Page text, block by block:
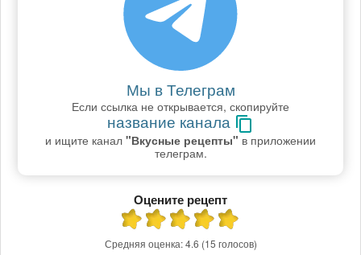
Мы в Телеграм
Если ссылка не открывается, скопируйте
название канала
и ищите канал "Вкусные рецепты" в приложении
телеграм.
Оцените рецепт
Средняя оценка:4.6 (15 голосов)